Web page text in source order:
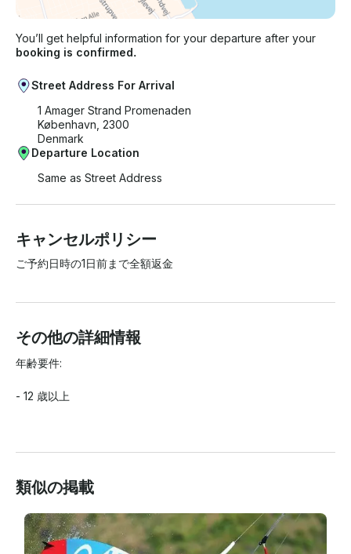
You’ll get helpful information for your departure after your
booking is confirmed.
Street Address For Arrival
1 Amager Strand Promenaden
København, 2300
Denmark
Departure Location
Same as Street Address
キャンセルポリシー
ご予約日時の1日前まで全額返金
その他の詳細情報
年齢要件:
- 12 歳以上
類似の掲載